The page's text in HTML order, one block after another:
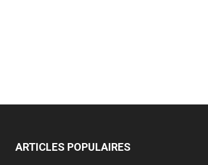
ARTICLES POPULAIRES